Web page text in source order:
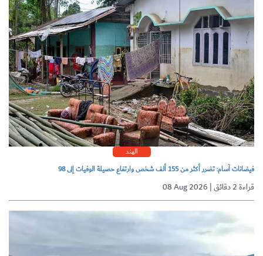
الهند
فيضانات آسام: تضرر أكثر من 155 ألف شخص وارتفاع حصيلة الوفيات إلى 98
08 Aug 2026 | قراءة 2 دقائق